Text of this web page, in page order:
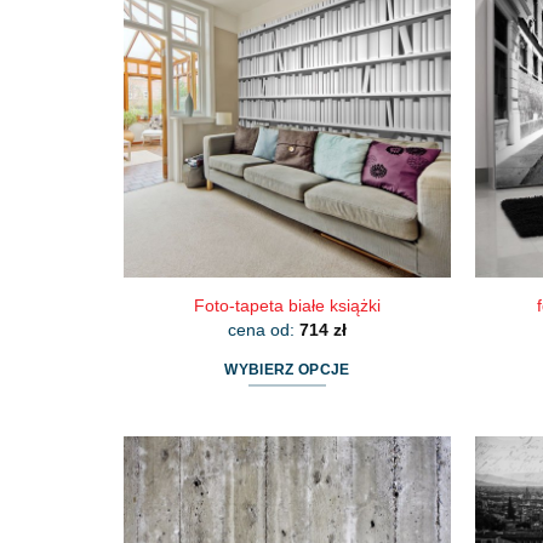
wariantów.
Opcje
można
wybrać
na
stronie
produktu
Foto-tapeta białe książki
cena od: 714 zł
WYBIERZ OPCJE
ma
wiele
wariantów.